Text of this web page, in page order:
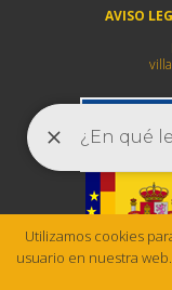
AVISO
Utilizamos cookies
usuario en nuestra